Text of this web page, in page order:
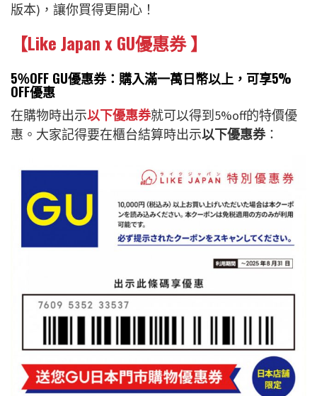
版本)，讓你買得更開心！
【Like Japan x GU優惠券 】
5％OFF GU優惠券：購入滿一萬日幣以上，可享5%
OFF優惠
在購物時出示以下優惠券就可以得到5%off的特價優
惠。大家記得要在櫃台結算時出示以下優惠券：